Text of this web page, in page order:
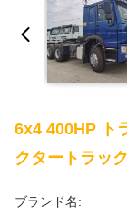
6x4 400HP ト
クタートラッ
ブランド名: